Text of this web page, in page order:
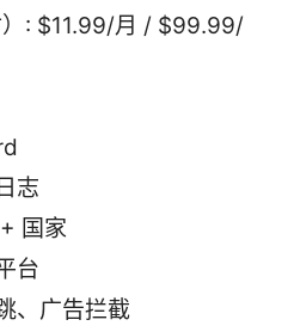
: $11.99/月 / $99.99/
志
国家
台
、广告拦截